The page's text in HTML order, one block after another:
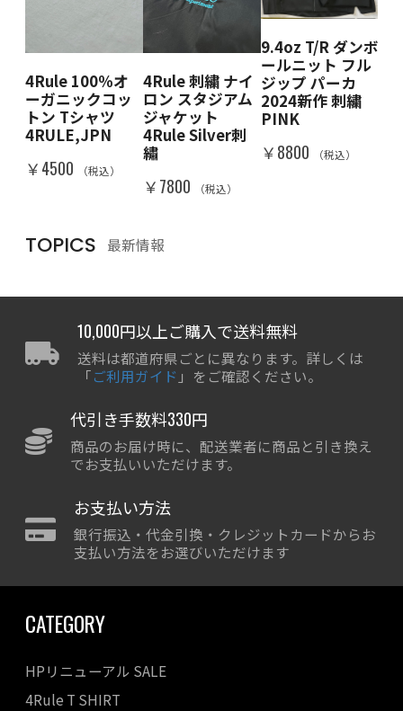
4Rule 100％オ
ーガニックコッ
トン Tシャツ
4RULE,JPN
￥4500 （税込）
4Rule 刺繍 ナイ
ロン スタジアム
ジャケット
4Rule Silver刺
繡
￥7800 （税込）
9.4oz T/R ダンボ
ールニット フル
ジップ パーカ
2024新作 刺繍
PINK
￥8800 （税込）
TOPICS 最新情報
10,000円以上ご購入で送料無料
送料は都道府県ごとに異なります。詳しくは
「ご利用ガイド 」をご確認ください。
代引き手数料330円
商品のお届け時に、配送業者に商品と引き換え
でお支払いいただけます。
お支払い方法
銀行振込・代金引換・クレジットカードからお
支払い方法をお選びいただけます
CATEGORY
HPリニューアル SALE
4Rule T SHIRT